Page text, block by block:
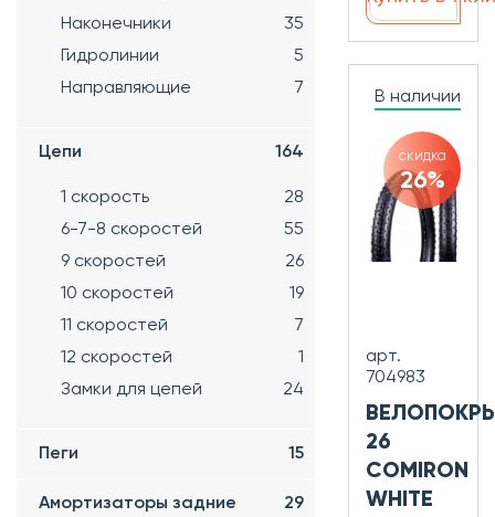
Наконечники
35
Гидролинии
5
Направляющие
7
Цепи 164
1 скорость
28
6-7-8 скоростей
55
9 скоростей
26
10 скоростей
19
11 скоростей
7
12 скоростей
1
Замки для цепей
24
Пеги 15
Амортизаторы задние 29
В наличии
скидка
26%
арт.
704983
26
COMIRON
WHITE